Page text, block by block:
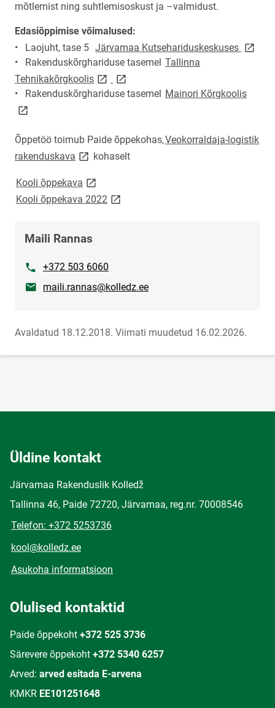
mõtlemist ning suhtlemisoskust ja –valmidust.
Edasiõppimise võimalused:
• Laojuht, tase 5 Järvamaa Kutsehariduskeskuses link
• Rakenduskõrghariduse tasemel Tallinna
Tehnikakõrgkoolislink opens on new page
link opens on new page
• Rakenduskõrghariduse tasemel Mainori Kõrgkoolislink
Õppetöö toimub Paide õppekohas,Veokorraldaja-logistik
rakenduskava link opens on new page
kohaselt
Kooli õppekava link opens on new page
Kooli õppekava 2022 link opens on new page
Maili Rannas
Telefon+372 503 6060
E-postmaili.rannas@kolledz.ee
Avaldatud 18.12.2018. Viimati muudetud 16.02.2026.
Üldine kontakt
Järvamaa Rakenduslik Kolledž
Tallinna 46, Paide 72720, Järvamaa, reg.nr. 70008546
Telefon: +372 5253736
kool@kolledz.ee
Asukoha informatsioon
Olulised kontaktid
Paide õppekoht +372 525 3736
Särevere õppekoht +372 5340 6257
Arved: arved esitada E-arvena
KMKR EE101251648